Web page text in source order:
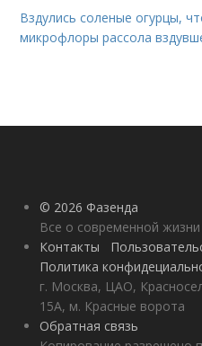
Вздулись соленые огурцы,
микрофлоры рассола
© 2026 Фазенда
Все о современной
Контакты
Политика
г. Москва, ЦАО,
15А, м. Красные ворота
Обратная связь